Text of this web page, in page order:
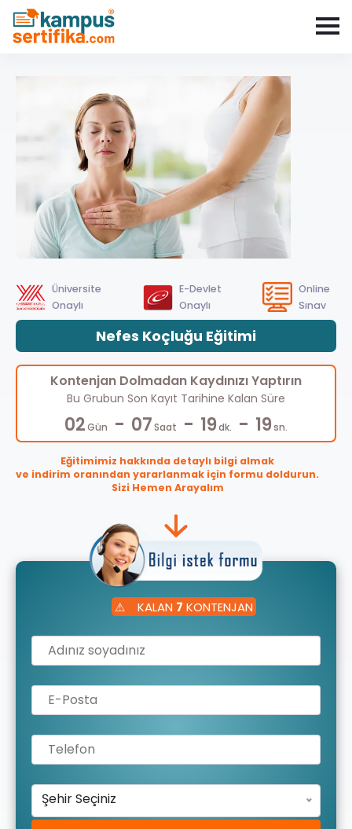
Üniversite
Onaylı
E-Devlet
Onaylı
Online
Sınav
Nefes Koçluğu Eğitimi
Kontenjan Dolmadan Kaydınızı Yaptırın
Bu Grubun Son Kayıt Tarihine Kalan Süre
02Gün - 07Saat - 19dk. - 19sn.
Eğitimimiz hakkında detaylı bilgi almak
ve indirim oranından yararlanmak için formu doldurun.
Sizi Hemen Arayalım
⚠ KALAN 7 KONTENJAN
Şehir Seçiniz